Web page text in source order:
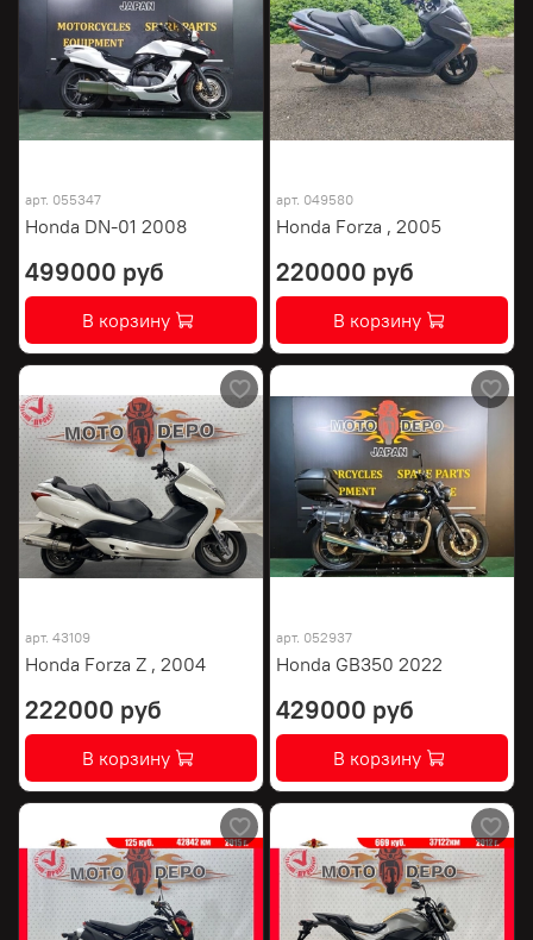
арт. 055347
Honda DN-01 2008
499000 руб
В корзину
арт. 049580
Honda Forza , 2005
220000 руб
В корзину
арт. 43109
Honda Forza Z , 2004
222000 руб
В корзину
арт. 052937
Honda GB350 2022
429000 руб
В корзину